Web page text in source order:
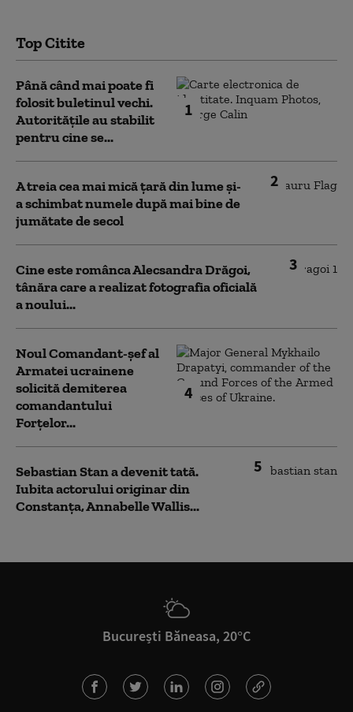
Top Citite
1
Până când mai poate fi
folosit buletinul vechi.
Autoritățile au stabilit
pentru cine se...
2
A treia cea mai mică țară din lume și-
a schimbat numele după mai bine de
jumătate de secol
3
Cine este românca Alecsandra Drăgoi,
tânăra care a realizat fotografia oficială
a noului...
4
Noul Comandant-șef al
Armatei ucrainene
solicită demiterea
comandantului
Forțelor...
5
Sebastian Stan a devenit tată.
Iubita actorului originar din
Constanța, Annabelle Wallis...
București Băneasa, 20°C